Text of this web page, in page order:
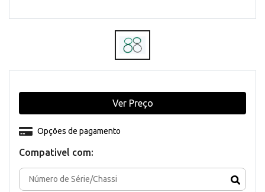
Compativel com:
Opções de pagamento
Ver Preço